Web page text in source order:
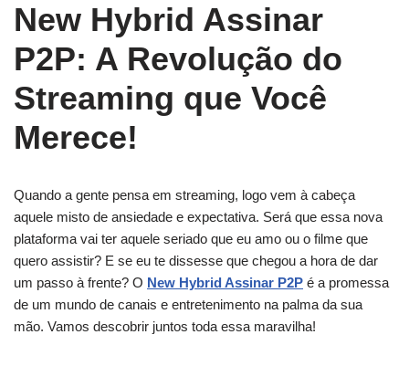
New Hybrid Assinar
P2P: A Revolução do
Streaming que Você
Merece!
Quando a gente pensa em streaming, logo vem à cabeça
aquele misto de ansiedade e expectativa. Será que essa nova
plataforma vai ter aquele seriado que eu amo ou o filme que
quero assistir? E se eu te dissesse que chegou a hora de dar
um passo à frente? O New Hybrid Assinar P2P é a promessa
de um mundo de canais e entretenimento na palma da sua
mão. Vamos descobrir juntos toda essa maravilha!